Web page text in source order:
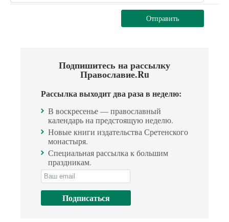
Отправить
Подпишитесь на рассылку
Православие.Ru
Рассылка выходит два раза в неделю:
В воскресенье — православный
календарь на предстоящую неделю.
Новые книги издательства Сретенского
монастыря.
Специальная рассылка к большим
праздникам.